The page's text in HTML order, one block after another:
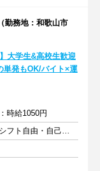
勤務地：和歌山市
大学生&高校生歓迎
発もOK/バイト×運
時給1050円
週1日以上 1日4時間以上 シフト自由・自己申告